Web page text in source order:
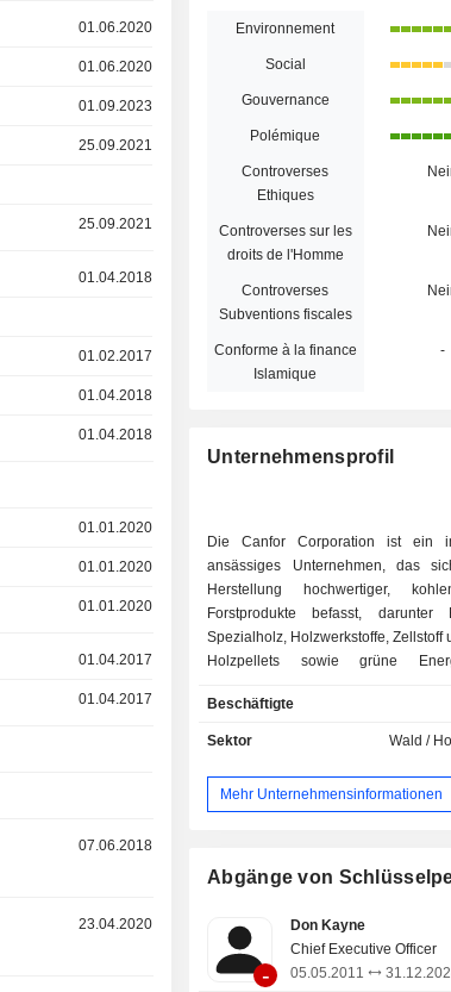
01.06.2020
01.06.2020
01.09.2023
25.09.2021
25.09.2021
01.04.2018
01.02.2017
01.04.2018
01.04.2018
01.01.2020
01.01.2020
01.01.2020
01.04.2017
01.04.2017
07.06.2018
23.04.2020
Environnement
Social
Gouvernance
Polémique
Controverses
Ethiques
Controverses sur les
droits de l'Homme
Controverses
Subventions fiscales
Conforme à la finance
Islamique
-
Unternehmensprofil
Die Canfor Corporation ist ein
ansässiges Unternehmen, das
Herstellung hochwertiger,
Forstprodukte befasst, darunter
Spezialholz, Holzwerkstoffe, Zellstoff
Holzpellets sowie grüne
nachhaltig bewirtschafteten
Standorten seiner
Staaten und Europa her. Das
einen Anteil von 77 % an Vida
einen Anteil von 54,8 % an
Bauholz, Innenausbau,
Produkte für den Außenbereich,
Bau- und Verpackungsmaterialien,
Beschäftigte
Sektor Wald /
Mehr Unternehmensinformationen
Abgänge von
-
Don Kayne
Chief Executive Officer
05.05.2011